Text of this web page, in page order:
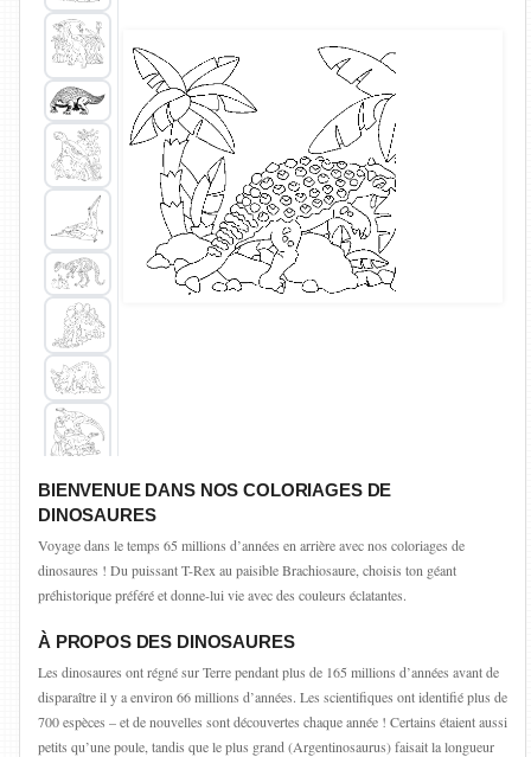
BIENVENUE DANS NOS COLORIAGES DE
DINOSAURES
Voyage dans le temps 65 millions d’années en arrière avec nos coloriages de
dinosaures ! Du puissant T-Rex au paisible Brachiosaure, choisis ton géant
préhistorique préféré et donne-lui vie avec des couleurs éclatantes.
À PROPOS DES DINOSAURES
Les dinosaures ont régné sur Terre pendant plus de 165 millions d’années avant de
disparaître il y a environ 66 millions d’années. Les scientifiques ont identifié plus de
700 espèces – et de nouvelles sont découvertes chaque année ! Certains étaient aussi
petits qu’une poule, tandis que le plus grand (Argentinosaurus) faisait la longueur